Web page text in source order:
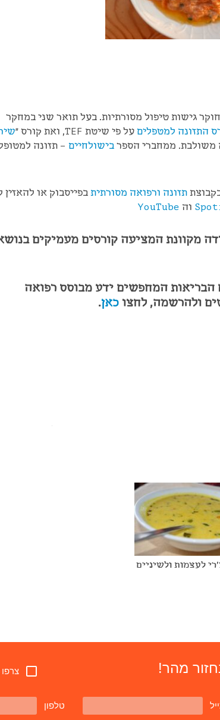
גישות טיפול מסורתיות. בעל תואר שני במחקר
התזונה למטפלים על פי שיטת TEF, ואת קורס "
משולבת. ממחברי הספר בישולחיים – תזונה
תזונה ורפואה מסורתית בפייסבוק או להאזין
וה YouTube
מקוונת המציעה קורסים מעמיקים
הבריאות המחפשים ידע מבוסס רפואה
ולהרשמה, לחצו כאן.
לעצמות ולשיניים
מהר! צרפו
טלפון